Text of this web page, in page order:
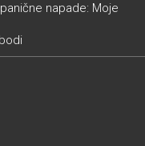
napade: Moje